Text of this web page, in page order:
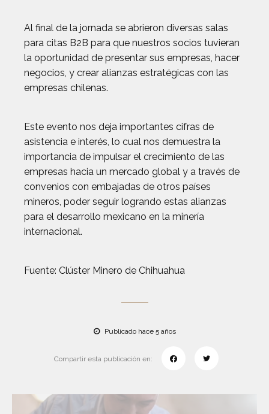
Al final de la jornada se abrieron diversas salas
para citas B2B para que nuestros socios tuvieran
la oportunidad de presentar sus empresas, hacer
negocios, y crear alianzas estratégicas con las
empresas chilenas.
Este evento nos deja importantes cifras de
asistencia e interés, lo cual nos demuestra la
importancia de impulsar el crecimiento de las
empresas hacia un mercado global y a través de
convenios con embajadas de otros países
mineros, poder seguir logrando estas alianzas
para el desarrollo mexicano en la minería
internacional.
Fuente: Clúster Minero de Chihuahua
Publicado hace 5 años
Compartir esta publicación en: